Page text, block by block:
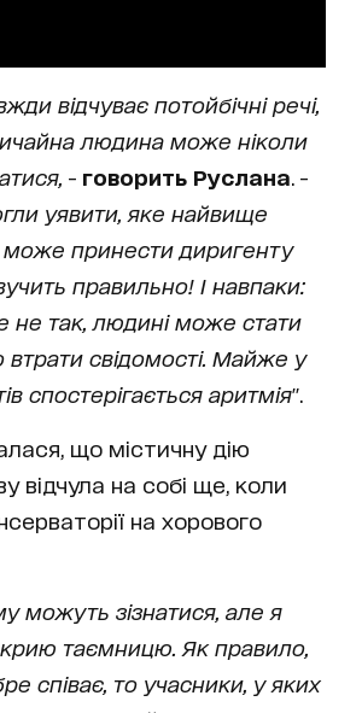
відчуває потойбічні речі,
людина може ніколи
- говорить Руслана . -
уявити, яке найвище
принести диригенту
правильно! І навпаки:
не так, людині може стати
свідомості. Майже у
спостерігається аритмія".
що містичну дію
відчула на собі ще, коли
на хорового
можуть зізнатися, але я
таємницю. Як правило,
співає, то учасники, у яких